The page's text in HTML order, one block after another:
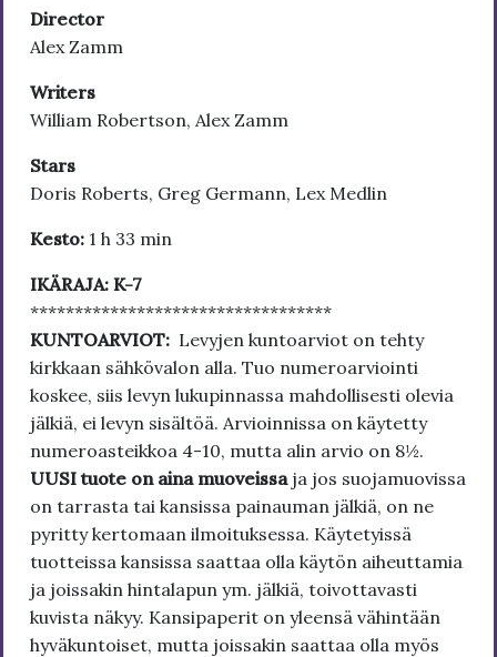
Director
Alex Zamm
Writers
William Robertson, Alex Zamm
Stars
Doris Roberts, Greg Germann, Lex Medlin
Kesto: 1 h 33 min
IKÄRAJA: K-7
**********************************
KUNTOARVIOT: Levyjen kuntoarviot on tehty
kirkkaan sähkövalon alla. Tuo numeroarviointi
koskee, siis levyn lukupinnassa mahdollisesti olevia
jälkiä, ei levyn sisältöä. Arvioinnissa on käytetty
numeroasteikkoa 4-10, mutta alin arvio on 8½.
UUSI tuote on aina muoveissa ja jos suojamuovissa
on tarrasta tai kansissa painauman jälkiä, on ne
pyritty kertomaan ilmoituksessa. Käytetyissä
tuotteissa kansissa saattaa olla käytön aiheuttamia
ja joissakin hintalapun ym. jälkiä, toivottavasti
kuvista näkyy. Kansipaperit on yleensä vähintään
hyväkuntoiset, mutta joissakin saattaa olla myös